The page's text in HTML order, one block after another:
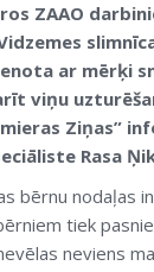
ZAAO
ar mērķi
viņu
Ziņas”
Rasa
bērnu nodaļas
tiek
neviens